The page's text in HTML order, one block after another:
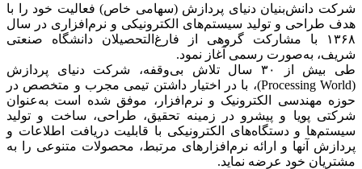
شرکت دانش‌بنیان دنیای پردازش (سهامی خاص) فعالیت خود را با
هدف طراحی و تولید سیستم‌های الکترونیکی و نرم‌افزاری در سال
۱۳۶۸ با مشارکت گروهی از فارغ‌التحصیلان دانشگاه صنعتی
شریف، به‌صورت رسمی آغاز نمود.
طی بیش از ۳۰ سال تلاش بی‌وقفه، شرکت دنیای پردازش
(Processing World)، با در اختیار داشتن تیمی مجرب و متخصص در
حوزه مهندسی الکترونیک و نرم‌افزار، موفق شده است به‌عنوان
شرکتی پویا و پیشرو در زمینه‌ تحقیق، طراحی، ساخت و تولید
سیستم‌ها و دستگاه‌های الکترونیکی با قابلیت دریافت اطلاعات و
پردازش آنها و ارائه‌ نرم‌افزارهای مرتبط، محصولات متنوعی را به
مشتریان خود عرضه نماید.